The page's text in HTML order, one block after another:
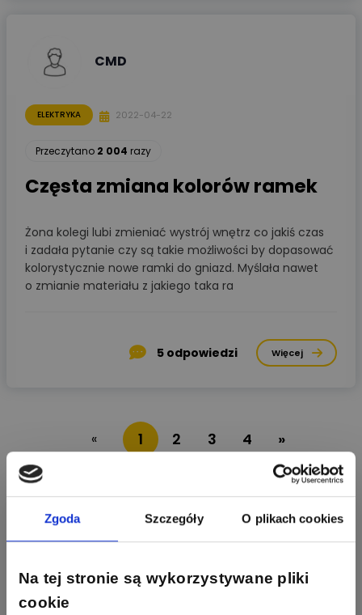
Zgoda Szczegóły O plikach cookies
Na tej stronie są wykorzystywane pliki
cookie
CMD
ELEKTRYKA 2022-04-22
Przeczytano 2 004 razy
Częsta zmiana kolorów ramek
Żona kolegi lubi zmieniać wystrój wnętrz co jakiś czas
i zadała pytanie czy są takie możliwości by dopasować
kolorystycznie nowe ramki do gniazd. Myślała nawet
o zmianie materiału z jakiego taka ra
5 odpowiedzi Więcej
« 1 2 3 4 »
Aktywni producenci